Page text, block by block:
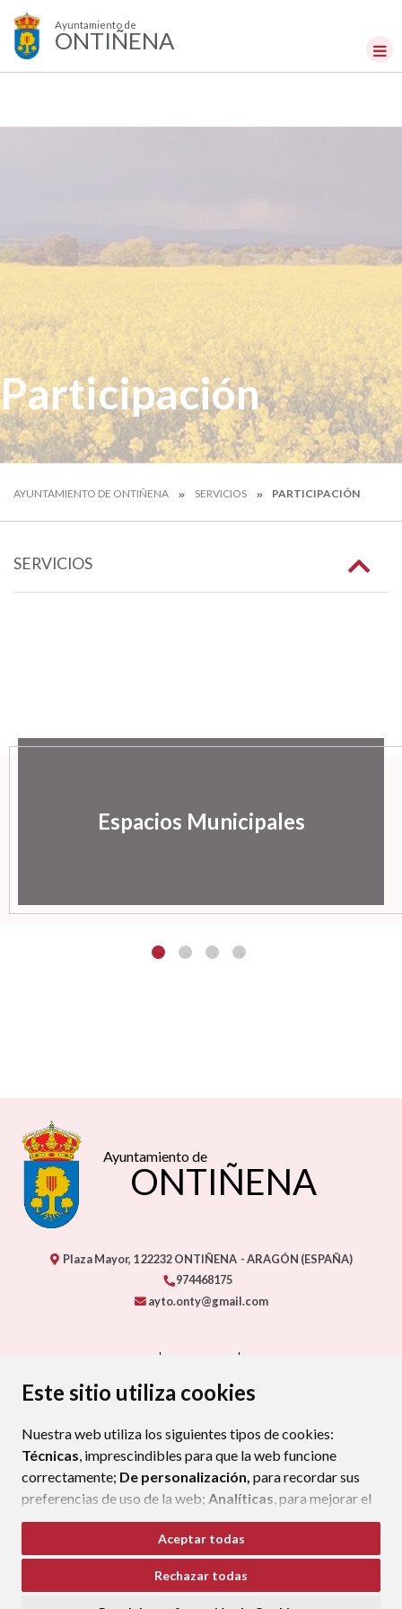
Este sitio utiliza cookies
Nuestra web utiliza los siguientes tipos de cookies:
Técnicas, imprescindibles para que la web funcione
correctamente; De personalización, para recordar sus
preferencias de uso de la web; Analíticas, para mejorar el
funcionamiento de la web y sus servicios.
Si acepta pulsando el botón“Aceptar todas”
consideramos que acepta su uso. Si pulsa el botón
Aceptar todas
Rechazar todas
Ayuntamiento de
ONTIÑENA
Participación
AYUNTAMIENTO DE ONTIÑENA SERVICIOS PARTICIPACIÓN
SERVICIOS
Espacios Municipales
Ayuntamiento de
ONTIÑENA
Plaza Mayor, 122232 ONTIÑENA - ARAGÓN (ESPAÑA)
974468175
ayto.onty@gmail.com
PROTECCIÓN DE DATOS
POLÍTICA DE COOKIES